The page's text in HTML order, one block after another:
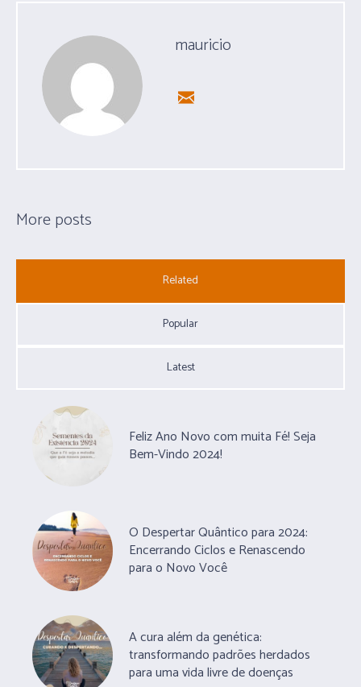
mauricio
More posts
Related
Popular
Latest
Feliz Ano Novo com muita Fé! Seja
Bem-Vindo 2024!
O Despertar Quântico para 2024:
Encerrando Ciclos e Renascendo
para o Novo Você
A cura além da genética:
transformando padrões herdados
para uma vida livre de doenças